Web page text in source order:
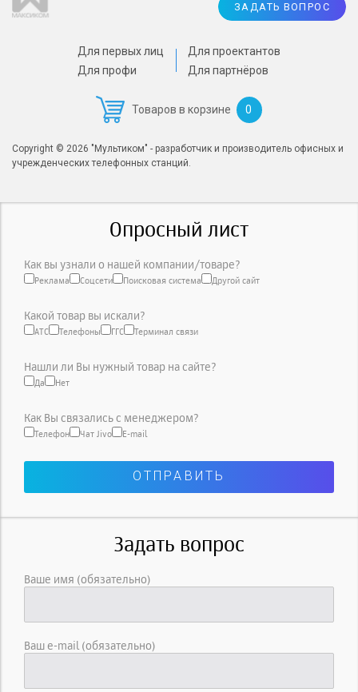
Для первых лиц
Для профи
Для проектантов
Для партнёров
Товаров в корзине 0
ЗАДАТЬ ВОПРОС
Copyright © 2026 "Мультиком" - разработчик и производитель офисных и
учрежденческих телефонных станций.
Опросный лист
Как вы узнали о нашей компании/товаре?
Реклама Соцсети Поисковая система Другой сайт
Какой товар вы искали?
АТС Телефоны ГГС Терминал связи
Нашли ли Вы нужный товар на сайте?
Да Нет
Как Вы связались с менеджером?
Телефон Чат Jivo E-mail
Задать вопрос
Ваше имя (обязательно)
Ваш e-mail (обязательно)